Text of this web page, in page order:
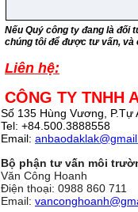
Nếu Quý công ty đang là đối
chúng tôi để được tư vấn, và
Liên hệ:
CÔNG TY TNHH
Số 135 Hùng Vương,
Tel:
Email:
Bộ phận tư vấn môi
Văn Công Hoanh
Điện thoại: 0988 860 711
Email: